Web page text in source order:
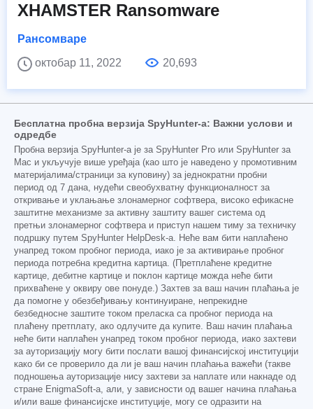
XHAMSTER Ransomware
Рансомваре
октобар 11, 2022
20,693
Бесплатна пробна верзија SpyHunter-а: Важни услови и
одредбе
Пробна верзија SpyHunter-а је за SpyHunter Pro или SpyHunter за
Mac и укључује више уређаја (као што је наведено у промотивним
материјалима/страници за куповину) за једнократни пробни
период од 7 дана, нудећи свеобухватну функционалност за
откривање и уклањање злонамерног софтвера, високо ефикасне
заштитне механизме за активну заштиту вашег система од
претњи злонамерног софтвера и приступ нашем тиму за техничку
подршку путем SpyHunter HelpDesk-а. Неће вам бити наплаћено
унапред током пробног периода, иако је за активирање пробног
периода потребна кредитна картица. (Претплаћене кредитне
картице, дебитне картице и поклон картице можда неће бити
прихваћене у оквиру ове понуде.) Захтев за ваш начин плаћања је
да помогне у обезбеђивању континуиране, непрекидне
безбедносне заштите током преласка са пробног периода на
плаћену претплату, ако одлучите да купите. Ваш начин плаћања
неће бити наплаћен унапред током пробног периода, иако захтеви
за ауторизацију могу бити послати вашој финансијској институцији
како би се проверило да ли је ваш начин плаћања важећи (такве
подношења ауторизације нису захтеви за наплате или накнаде од
стране EnigmaSoft-а, али, у зависности од вашег начина плаћања
и/или ваше финансијске институције, могу се одразити на